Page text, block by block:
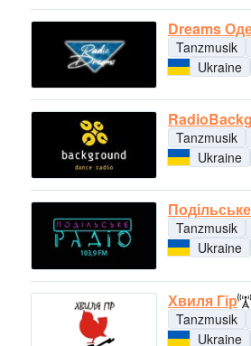
Dreams
Tanzmusik
Ukraine
Tanzmusik
Ukraine
Tanzmusik
Ukraine
Хвиля Гір
Tanzmusik
Ukraine